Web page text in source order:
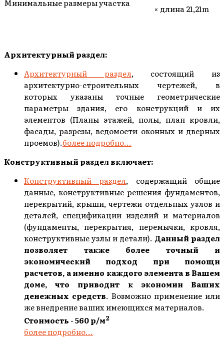
Минимальные размеры участка
× длина 21,21m
Архитектурный раздел:
Архитектурный раздел, состоящий из
архитектурно-строительных чертежей, в
которых указаны точные геометрические
параметры здания, его конструкций и их
элементов (Планы этажей, полы, план кровли,
фасады, разрезы, ведомости оконных и дверных
проемов).более подробно...
Конструктивный раздел включает:
Конструктивный раздел, содержащий общие
данные, конструктивные решения фундаментов,
перекрытий, крыши, чертежи отдельных узлов и
деталей, спецификации изделий и материалов
(фундаменты, перекрытия, перемычки, кровля,
конструктивные узлы и детали). Данный раздел
позволяет также более точный и
экономический подход при помощи
расчетов, а именно каждого элемента в Вашем
доме, что приводит к экономии Ваших
денежных средств. Возможно применение или
же внедрение ваших имеющихся материалов.
Стоимость - 560 р/м2
более подробно...